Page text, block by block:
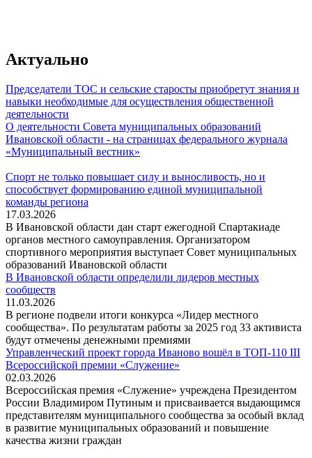
Владимир Путин
Актуально
Председатели ТОС и сельские старосты приобретут знания и
навыки необходимые для осуществления общественной
деятельности
О деятельности Совета муниципальных образований
Ивановской области - на страницах федерального журнала
«Муниципальный вестник»
Спорт не только повышает силу и выносливость, но и
способствует формированию единой муниципальной
команды региона
17.03.2026
В Ивановской области дан старт ежегодной Спартакиаде
органов местного самоуправления. Организатором
спортивного мероприятия выступает Совет муниципальных
образований Ивановской области
В Ивановской области определили лидеров местных
сообществ
11.03.2026
В регионе подвели итоги конкурса «Лидер местного
сообщества». По результатам работы за 2025 год 33 активиста
будут отмечены денежными премиями
Управленческий проект города Иваново вошёл в ТОП-110 III
Всероссийской премии «Служение»
02.03.2026
Всероссийская премия «Служение» учреждена Президентом
России Владимиром Путиным и присваивается выдающимся
представителям муниципального сообщества за особый вклад
в развитие муниципальных образований и повышение
качества жизни граждан